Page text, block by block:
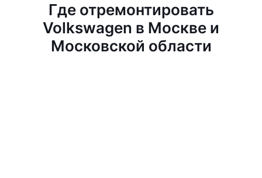
Где отремонтировать
Volkswagen в Москве и
Московской области